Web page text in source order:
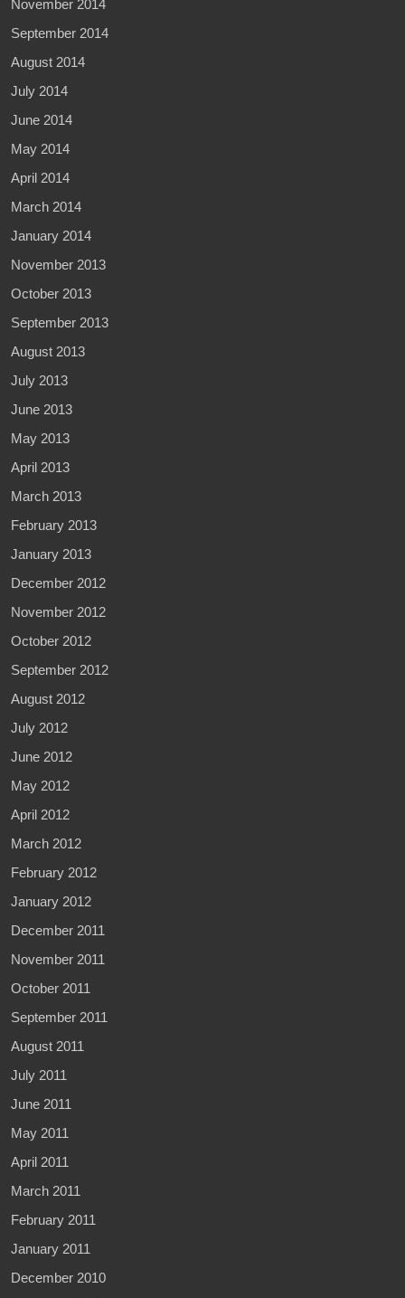
November 2014
September 2014
August 2014
July 2014
June 2014
May 2014
April 2014
March 2014
January 2014
November 2013
October 2013
September 2013
August 2013
July 2013
June 2013
May 2013
April 2013
March 2013
February 2013
January 2013
December 2012
November 2012
October 2012
September 2012
August 2012
July 2012
June 2012
May 2012
April 2012
March 2012
February 2012
January 2012
December 2011
November 2011
October 2011
September 2011
August 2011
July 2011
June 2011
May 2011
April 2011
March 2011
February 2011
January 2011
December 2010